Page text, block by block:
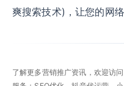
爽搜索技术)，让您的网
了解更多营销推广资讯，欢迎访问